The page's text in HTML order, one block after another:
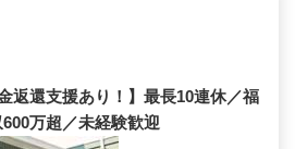
返還支援あり！】最長10連休／福
万超／未経験歓迎